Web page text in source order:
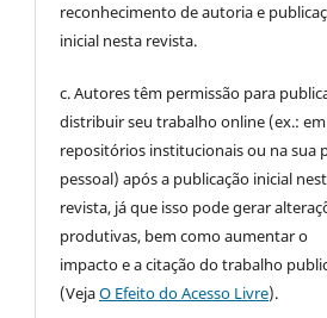
reconhecimento de autoria e
inicial nesta revista.
c. Autores têm permissão para
distribuir seu trabalho online (ex.: em
repositórios institucionais ou na sua
pessoal) após a publicação inicial
revista, já que isso pode gerar
produtivas, bem como aumentar o
impacto e a citação do trabalho
(VejaO Efeito do Acesso Livre).